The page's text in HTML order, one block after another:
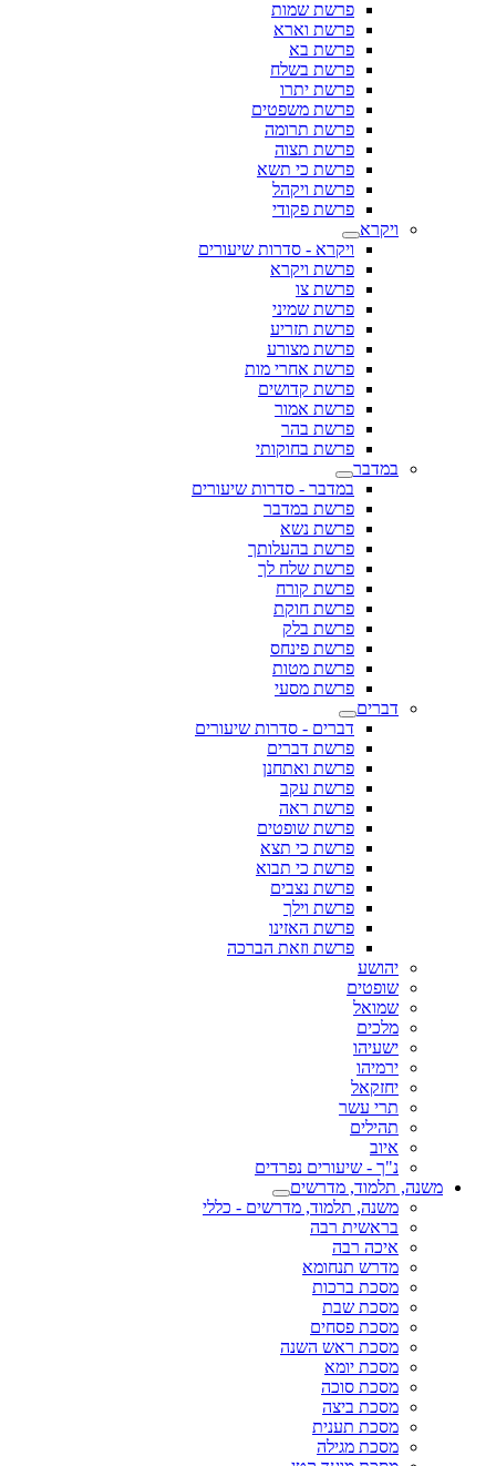
פרשת שמות
פרשת וארא
פרשת בא
פרשת בשלח
פרשת יתרו
פרשת משפטים
פרשת תרומה
פרשת תצוה
פרשת כי תשא
פרשת ויקהל
פרשת פקודי
ויקרא
ויקרא - סדרות שיעורים
פרשת ויקרא
פרשת צו
פרשת שמיני
פרשת תזריע
פרשת מצורע
פרשת אחרי מות
פרשת קדושים
פרשת אמור
פרשת בהר
פרשת בחוקותי
במדבר
במדבר - סדרות שיעורים
פרשת במדבר
פרשת נשא
פרשת בהעלותך
פרשת שלח לך
פרשת קורח
פרשת חוקת
פרשת בלק
פרשת פינחס
פרשת מטות
פרשת מסעי
דברים
דברים - סדרות שיעורים
פרשת דברים
פרשת ואתחנן
פרשת עקב
פרשת ראה
פרשת שופטים
פרשת כי תצא
פרשת כי תבוא
פרשת נצבים
פרשת וילך
פרשת האזינו
פרשת וזאת הברכה
יהושע
שופטים
שמואל
מלכים
ישעיהו
ירמיהו
יחזקאל
תרי עשר
תהילים
איוב
נ"ך - שיעורים נפרדים
משנה, תלמוד, מדרשים
משנה, תלמוד, מדרשים - כללי
בראשית רבה
איכה רבה
מדרש תנחומא
מסכת ברכות
מסכת שבת
מסכת פסחים
מסכת ראש השנה
מסכת יומא
מסכת סוכה
מסכת ביצה
מסכת תענית
מסכת מגילה